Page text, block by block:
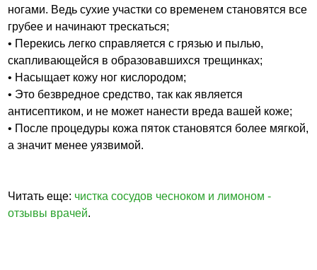
ногами. Ведь сухие участки со временем становятся все
грубее и начинают трескаться;
• Перекись легко справляется с грязью и пылью,
скапливающейся в образовавшихся трещинках;
• Насыщает кожу ног кислородом;
• Это безвредное средство, так как является
антисептиком, и не может нанести вреда вашей коже;
• После процедуры кожа пяток становятся более мягкой,
а значит менее уязвимой.
Читать еще: чистка сосудов чесноком и лимоном -
отзывы врачей.